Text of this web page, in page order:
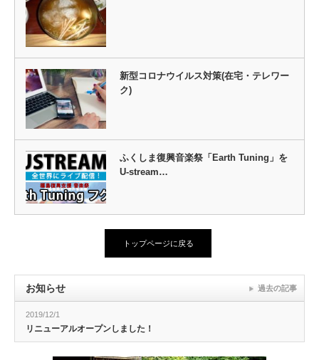
新型コロナウイルス対策(在宅・テレワー
ク)
ふくしま復興音楽祭「Earth Tuning」を
U-stream…
トップページに戻る
お知らせ
2019/12/1
リニューアルオープンしました！
過去の記事